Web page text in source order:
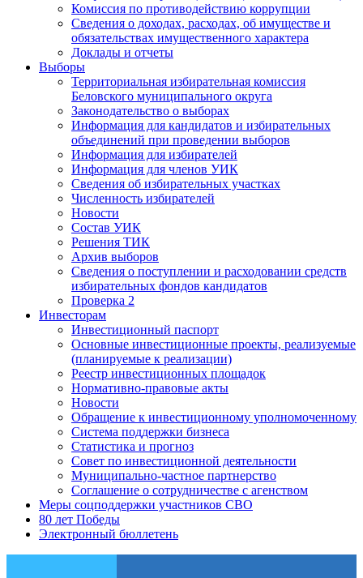
Комиссия по противодействию коррупции
Сведения о доходах, расходах, об имуществе и
обязательствах имущественного характера
Доклады и отчеты
Выборы
Территориальная избирательная комиссия
Беловского муниципального округа
Законодательство о выборах
Информация для кандидатов и избирательных
объединений при проведении выборов
Информация для избирателей
Информация для членов УИК
Сведения об избирательных участках
Численность избирателей
Новости
Состав УИК
Решения ТИК
Архив выборов
Сведения о поступлении и расходовании средств
избирательных фондов кандидатов
Проверка 2
Инвесторам
Инвестиционный паспорт
Основные инвестиционные проекты, реализуемые
(планируемые к реализации)
Реестр инвестиционных площадок
Нормативно-правовые акты
Новости
Обращение к инвестиционному уполномоченному
Система поддержки бизнеса
Статистика и прогноз
Совет по инвестиционной деятельности
Муниципально-частное партнерство
Соглашение о сотрудничестве с агенством
Меры соцподдержки участников СВО
80 лет Победы
Электронный бюллетень